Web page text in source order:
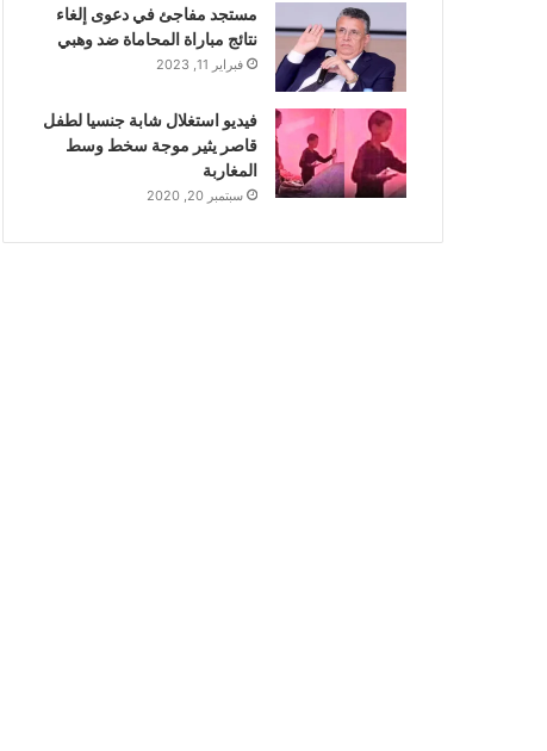
مستجد مفاجئ في دعوى إلغاء
نتائج مباراة المحاماة ضد وهبي
فبراير 11, 2023
فيديو استغلال شابة جنسيا لطفل
قاصر يثير موجة سخط وسط
المغاربة
سبتمبر 20, 2020